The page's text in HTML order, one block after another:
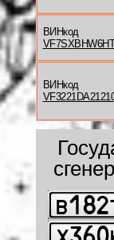
ВИНкод
ВИНкод